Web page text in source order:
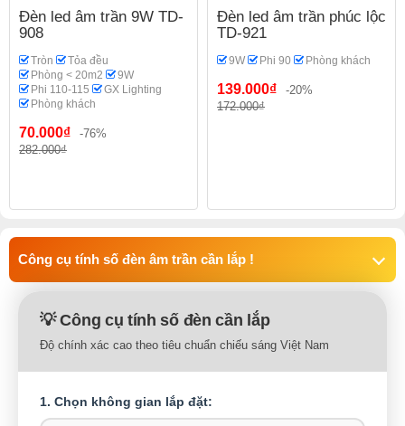
Đèn led âm trần 9W TD-
908
Tròn
Tỏa đều
Phòng < 20m2
9W
Phi 110-115
GX Lighting
Phòng khách
70.000₫
-76%
282.000₫
Đèn led âm trần phúc lộc
TD-921
9W Phi 90 Phòng khách
139.000₫
-20%
172.000₫
Công cụ tính số đèn âm trần cần lắp !
💡 Công cụ tính số đèn cần lắp
Độ chính xác cao theo tiêu chuẩn chiếu sáng Việt Nam
1. Chọn không gian lắp đặt: